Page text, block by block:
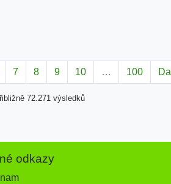
7 8 9 10 … 100
72.271 výsledků
odkazy